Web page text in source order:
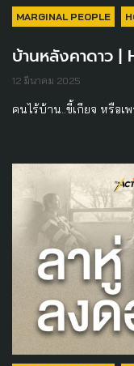
MARGINAL PEOPLE
บ้านหลังคาดาว
12 มีนาคม 2025
คนไร้บ้าน..ขี้เกียจ หรือเ